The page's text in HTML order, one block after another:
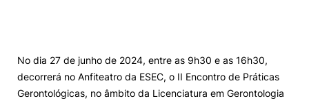
Investigação e Projetos
Alunos
No dia 27 de junho de 2024, entre as 9h30 e as 16h30,
decorrerá no Anfiteatro da ESEC, o II Encontro de Práticas
Gerontológicas, no âmbito da Licenciatura em Gerontologia